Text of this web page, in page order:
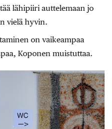
lähipiiri auttelemaan jo
vielä hyvin.
on vaikeampaa
Koponen muistuttaa.